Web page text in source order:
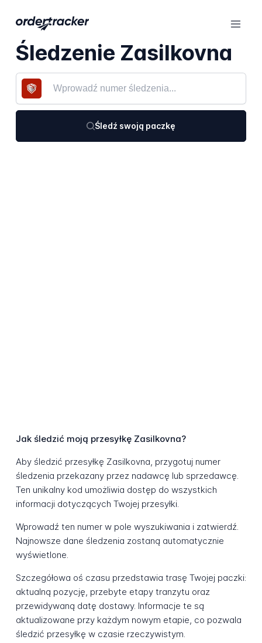
Śledzenie Zasilkovna
Śledź swoją paczkę
Jak śledzić moją przesyłkę Zasilkovna?
Aby śledzić przesyłkę Zasilkovna, przygotuj numer
śledzenia przekazany przez nadawcę lub sprzedawcę.
Ten unikalny kod umożliwia dostęp do wszystkich
informacji dotyczących Twojej przesyłki.
Wprowadź ten numer w pole wyszukiwania i zatwierdź.
Najnowsze dane śledzenia zostaną automatycznie
wyświetlone.
Szczegółowa oś czasu przedstawia trasę Twojej paczki:
aktualną pozycję, przebyte etapy tranzytu oraz
przewidywaną datę dostawy. Informacje te są
aktualizowane przy każdym nowym etapie, co pozwala
śledzić przesyłkę w czasie rzeczywistym.